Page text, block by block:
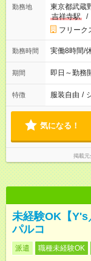
勤務地
東京都武蔵
吉祥寺駅
/
フリーク
勤務時間 実働8時間/
期間 即日～勤務
特徴 服装自由 /
気になる！
掲載元
未経験OK【
パルコ
派遣 職種未経験OK